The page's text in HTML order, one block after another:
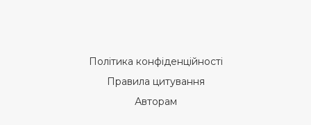
Політика конфіденційності
Правила цитування
Авторам